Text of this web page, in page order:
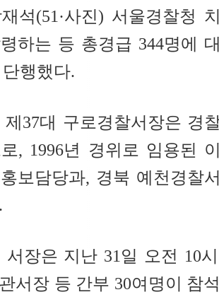
석(51·사진) 서울경찰청
하는 등 총경급 344명에
행했다.
제37대 구로경찰서장은 경
, 1996년 경위로 임용된
보담당과, 경북 예천경찰
서장은 지난 31일 오전 10
서장 등 간부 30여명이 참